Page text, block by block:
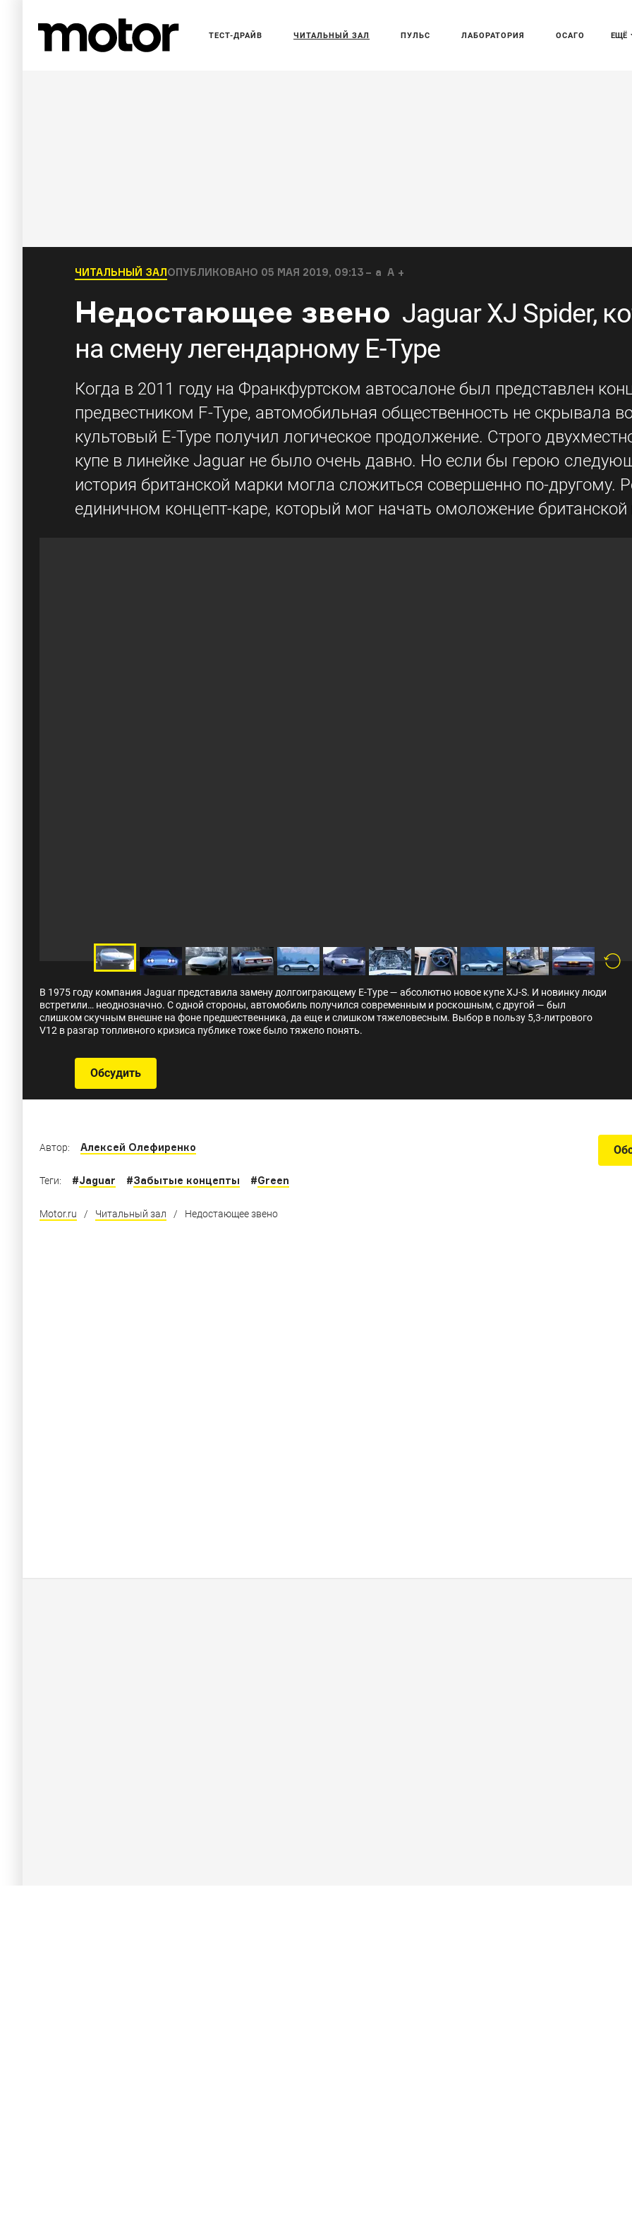
ЕЩЁ
ТЕСТ-ДРАЙВ ЧИТАЛЬНЫЙ ЗАЛ ПУЛЬС ЛАБОРАТОРИЯ ОСАГО
ЧИТАЛЬНЫЙ ЗАЛОПУБЛИКОВАНО 05 МАЯ 2019, 09:13 a A
Недостающее звено Jaguar XJ Spider,
на смену легендарному E-Type
Когда в 2011 году на Франкфуртском автосалоне был представлен
предвестником F-Type, автомобильная общественность не скрывала
культовый E-Type получил логическое продолжение. Строго
купе в линейке Jaguar не было очень давно. Но если бы герою
история британской марки могла сложиться совершенно по-другому.
единичном концепт-каре, который мог начать омоложение
В 1975 году компания Jaguar представила замену долгоиграющему E-Type — абсолютно новое купе XJ-S. И новинку люди
встретили… неоднозначно. С одной стороны, автомобиль получился современным и роскошным, с другой — был
слишком скучным внешне на фоне предшественника, да еще и слишком тяжеловесным. Выбор в пользу 5,3-литрового
V12 в разгар топливного кризиса публике тоже было тяжело понять.
Обсудить
Автор: Алексей Олефиренко
Теги: #Jaguar #Забытые концепты #Green
Motor.ru / Читальный зал / Недостающее звено